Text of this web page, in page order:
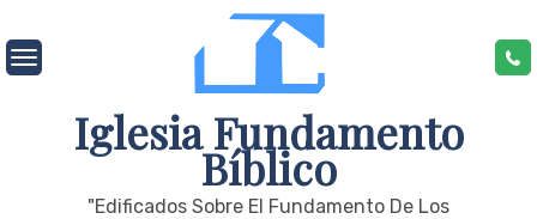
to
content
Iglesia Fundamento
Bíblico
"edificados Sobre El Fundamento De Los